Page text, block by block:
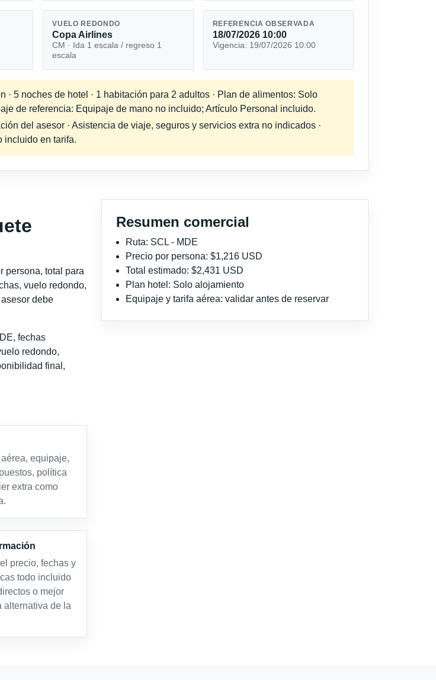
VUELO REDONDO
Copa Airlines
CM · Ida 1 escala / regreso 1
escala
REFERENCIA OBSERVADA
18/07/2026 10:00
Vigencia: 19/07/2026 10:00
5 noches de hotel · 1 habitación para 2 adultos · Plan de alimentos: Solo
de referencia: Equipaje de mano no incluido; Artículo Personal incluido.
del asesor · Asistencia de viaje, seguros y servicios extra no indicados ·
incluido en tarifa.
persona, total para
vuelo redondo,
debe
fechas
redondo,
final,
equipaje,
política
extra como
precio, fechas y
todo incluido
o mejor
alternativa de la
Resumen comercial
Ruta: SCL - MDE
Precio por persona: $1,216 USD
Total estimado: $2,431 USD
Plan hotel: Solo alojamiento
Equipaje y tarifa aérea: validar antes de reservar